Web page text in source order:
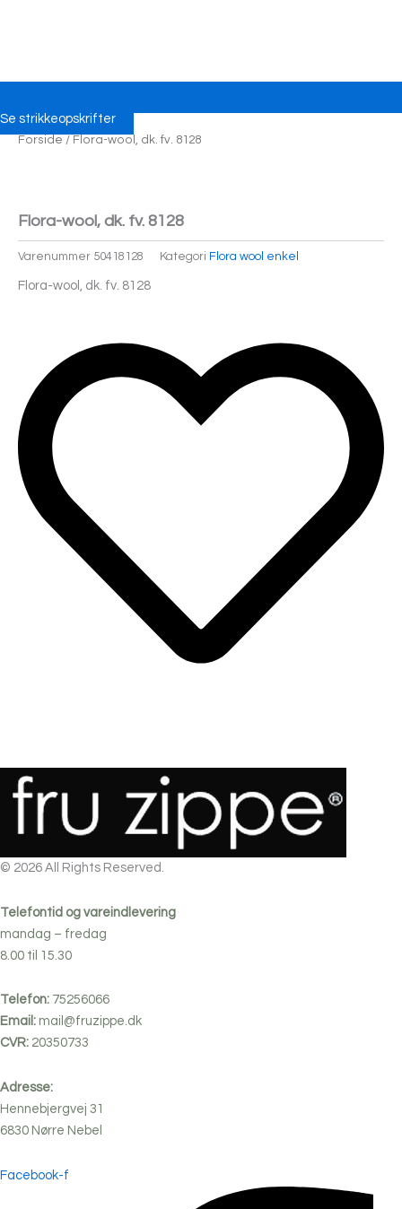
Se strikkeopskrifter
Forside / Flora-wool, dk. fv. 8128
Flora-wool, dk. fv. 8128
Varenummer 50418128 Kategori Flora wool enkel
Flora-wool, dk. fv. 8128
© 2026 All Rights Reserved.
Telefontid og vareindlevering
mandag – fredag
8.00 til 15.30
Telefon: 75256066
Email: mail@fruzippe.dk
CVR: 20350733
Adresse:
Hennebjergvej 31
6830 Nørre Nebel
Facebook-f